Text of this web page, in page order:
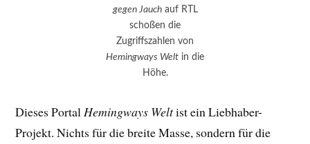
gegen Jauchauf RTL
schoßen die
Zugriffszahlen von
Hemingways Welt in die
Höhe.
Dieses PortalHemingways Weltist ein Liebhaber-
Projekt. Nichts für die breite Masse, sondern für die